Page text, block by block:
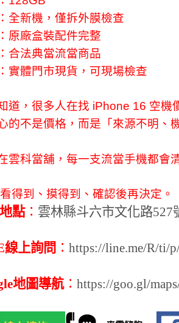
全新機，僅拆外膜檢查
原廠盒裝配件完整
合法典當流當商品
實體門市現貨，可現場檢查
道，很多人在找 iPhone 16 空機
的不是價格，而是「來源不明、
雲科當舖，每一支流當手機都會
得到、摸得到、確認後再決定。
點： 雲林縣斗六市文化路527
上詢問 ： https://line.me/R/ti/
地圖導航： https://goo.gl/